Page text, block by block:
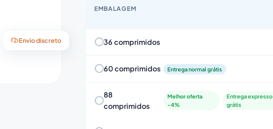
Envio discreto
EMBALAGEM
36 comprimidos
60 comprimidos Entrega normal grátis
88
comprimidos
Melhor oferta
-4%
Entrega expresso
grátis